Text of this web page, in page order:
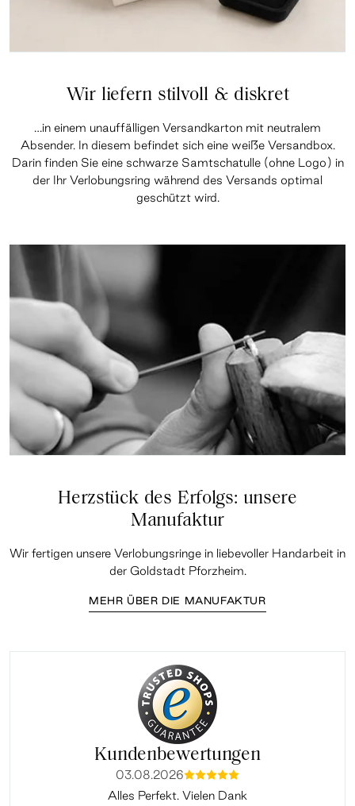
Wir liefern stilvoll & diskret
…in einem unauffälligen Versandkarton mit neutralem
Absender. In diesem befindet sich eine weiße Versandbox.
Darin finden Sie eine schwarze Samtschatulle (ohne Logo) in
der Ihr Verlobungsring während des Versands optimal
geschützt wird.
Herzstück des Erfolgs: unsere
Manufaktur
Wir fertigen unsere Verlobungsringe in liebevoller Handarbeit in
der Goldstadt Pforzheim.
MEHR ÜBER DIE MANUFAKTUR
Kundenbewertungen
03.08.2026mmmmm
Alles Perfekt. Vielen Dank